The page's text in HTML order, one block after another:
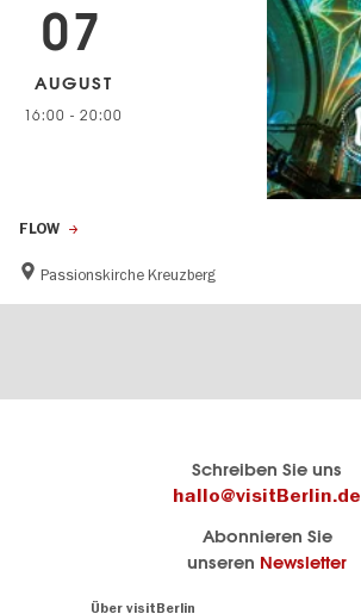
FLOW
Passionskirche Kreuzberg
07
AUGUST
16:00 - 20:00
Schreiben Sie uns
hallo@visitBerlin.de
Abonnieren Sie
unseren Newsletter
Über visitBerlin